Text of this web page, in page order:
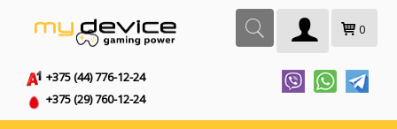
0
+375 (44) 776-12-24
+375 (29) 760-12-24